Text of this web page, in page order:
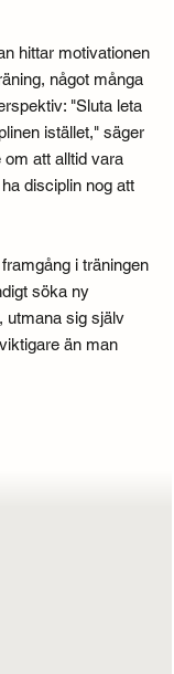
hittar motivationen
något många
"Sluta leta
istället," säger
om att alltid vara
disciplin nog att
i träningen
söka ny
utmana sig själv
än man